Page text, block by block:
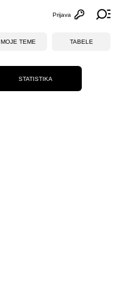
Otvori
Prijava
MOJE TEME TABELE
STATISTIKA